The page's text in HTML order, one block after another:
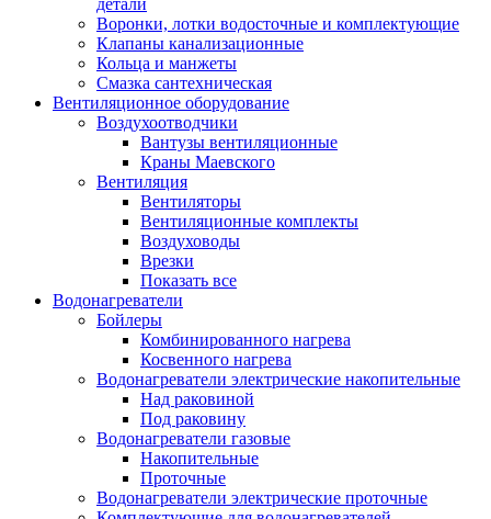
детали
Воронки, лотки водосточные и комплектующие
Клапаны канализационные
Кольца и манжеты
Смазка сантехническая
Вентиляционное оборудование
Воздухоотводчики
Вантузы вентиляционные
Краны Маевского
Вентиляция
Вентиляторы
Вентиляционные комплекты
Воздуховоды
Врезки
Показать все
Водонагреватели
Бойлеры
Комбинированного нагрева
Косвенного нагрева
Водонагреватели электрические накопительные
Над раковиной
Под раковину
Водонагреватели газовые
Накопительные
Проточные
Водонагреватели электрические проточные